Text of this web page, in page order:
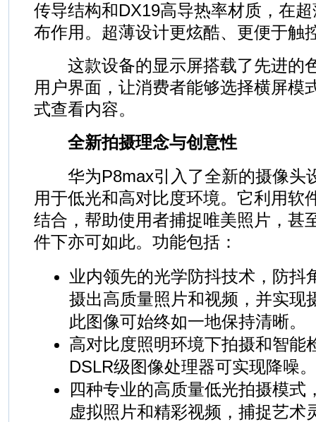
传导结构和DX19高导热率材质，在
布作用。超薄设计更炫酷、更便于触
这款设备的显示屏搭载了先进的
用户界面，让消费者能够选择横屏模
式查看内容。
全新拍摄理念与创意性
华为P8max引入了全新的摄像头
用于低光和高对比度环境。它利用软
结合，帮助使用者捕捉唯美照片，甚
件下亦可如此。功能包括：
业内领先的光学防抖技术，防抖
摄出高质量照片和视频，并实现
此图像可始终如一地保持清晰。
高对比度照明环境下拍摄和智能
DSLR级图像处理器可实现降噪。
四种专业的高质量低光拍摄模式
虚拟照片和精彩视频，捕捉艺术